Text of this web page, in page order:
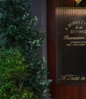
akşamlar, YAZ’ın
geceye